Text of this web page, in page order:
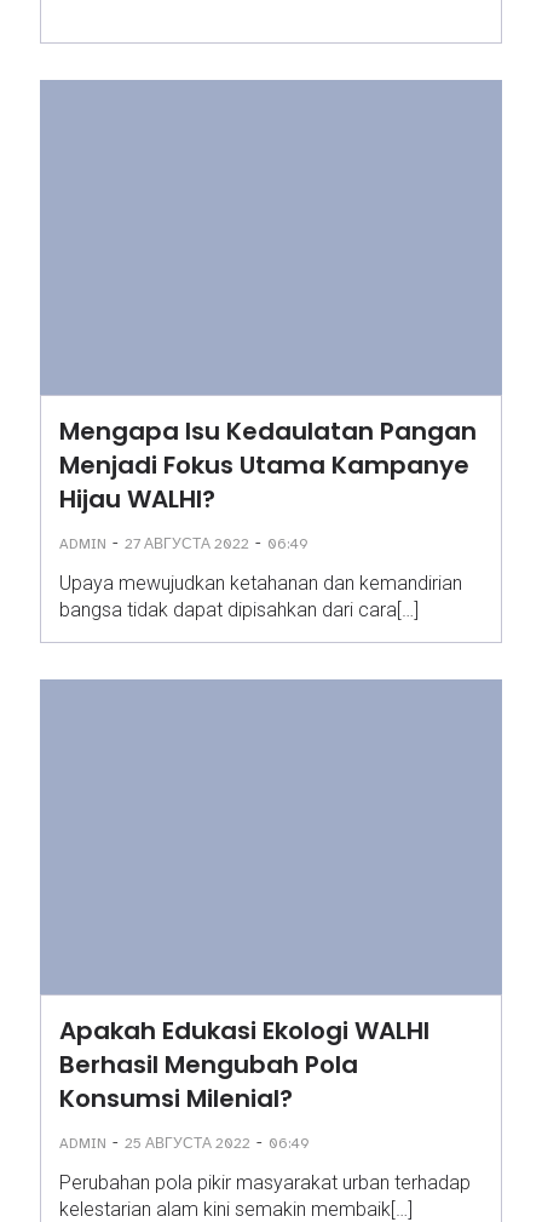
Mengapa Isu Kedaulatan Pangan
Menjadi Fokus Utama Kampanye
Hijau WALHI?
ADMIN - 27 АВГУСТА 2022 - 06:49
Upaya mewujudkan ketahanan dan kemandirian
bangsa tidak dapat dipisahkan dari cara[…]
Apakah Edukasi Ekologi WALHI
Berhasil Mengubah Pola
Konsumsi Milenial?
ADMIN - 25 АВГУСТА 2022 - 06:49
Perubahan pola pikir masyarakat urban terhadap
kelestarian alam kini semakin membaik[…]